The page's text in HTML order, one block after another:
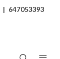
| 647053393